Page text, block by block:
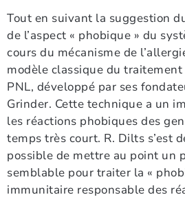
Tout en suivant la suggestion
de l’aspect « phobique » du
cours du mécanisme de
modèle classique du traitement
PNL, développé par ses
Grinder. Cette technique a un
les réactions phobiques des
temps très court. R. Dilts s’est
possible de mettre au point un
semblable pour traiter la «
immunitaire responsable des